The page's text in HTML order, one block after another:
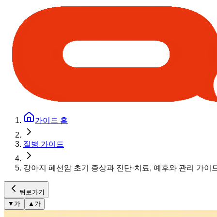
가이드 홈
질병 가이드
강아지 폐선암 초기 증상과 진단·치료, 예후와 관리 가이
뒤로가기
▼ 가 ▲ 가